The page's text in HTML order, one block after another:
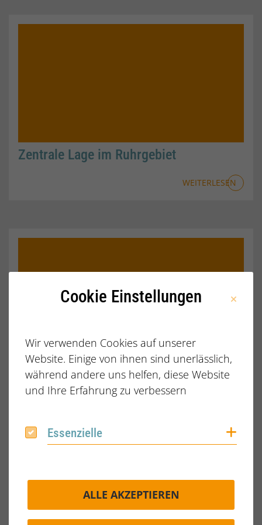
Zentrale Lage im Ruhrgebiet
WEITERLESEN
Zentrale Lage im Ruhrgebiet
WEITERLESEN
Cookie Einstellungen
Wir verwenden Cookies auf unserer
Website. Einige von ihnen sind unerlässlich,
während andere uns helfen, diese Website
und Ihre Erfahrung zu verbessern
Essenzielle
Essenzielle
ALLE AKZEPTIEREN